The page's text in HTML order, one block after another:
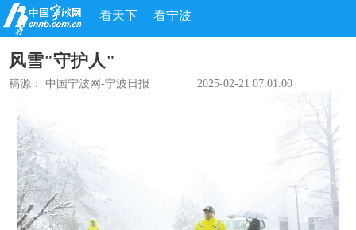
看天下 看宁波
风雪"守护人"
稿源：中国宁波网-宁波日报 2025-02-21 07:01:00